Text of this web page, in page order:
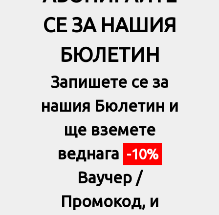
СЕ ЗА НАШИЯ
БЮЛЕТИН
Запишете се за
нашия Бюлетин и
ще вземете
веднага -10%
Ваучер /
Промокод, и